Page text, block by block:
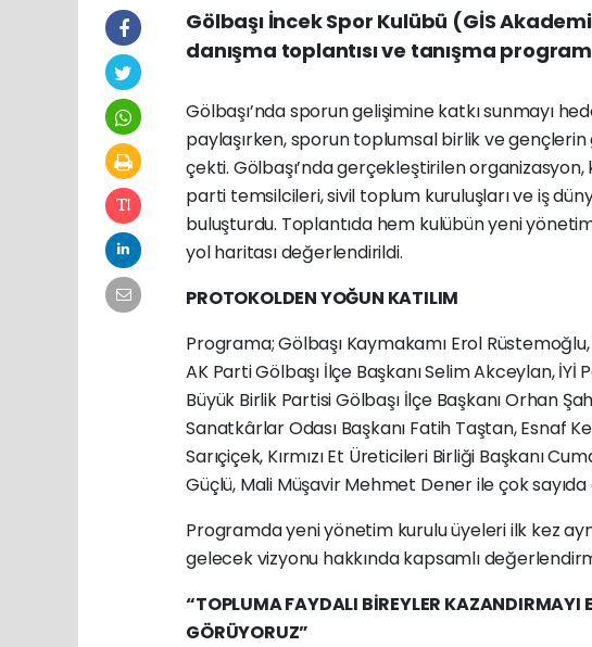
Gölbaşı İncek Spor Kulübü (GİS
danışma toplantısı ve tanışma
Gölbaşı’nda sporun gelişimine katkı sunmayı
paylaşırken, sporun toplumsal birlik ve gençlerin
çekti. Gölbaşı’nda gerçekleştirilen
parti temsilcileri, sivil toplum kuruluşları ve iş
buluşturdu. Toplantıda hem kulübün yeni
yol haritası değerlendirildi.
PROTOKOLDEN YOĞUN KATILIM
Programa; Gölbaşı Kaymakamı Erol
AK Parti Gölbaşı İlçe Başkanı Selim Akceylan,
Büyük Birlik Partisi Gölbaşı İlçe Başkanı Orhan
Sanatkârlar Odası Başkanı Fatih Taştan, Esnaf
Sarıçiçek, Kırmızı Et Üreticileri Birliği Başkanı
Güçlü, Mali Müşavir Mehmet Dener ile çok sayıda
Programda yeni yönetim kurulu üyeleri ilk kez
gelecek vizyonu hakkında kapsamlı
“TOPLUMA FAYDALI BİREYLER KAZANDIRMAYI
GÖRÜYORUZ”